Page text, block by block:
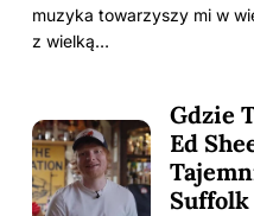
muzyka towarzyszy mi w
z wielką…
Gdzie
Ed
Suffolk